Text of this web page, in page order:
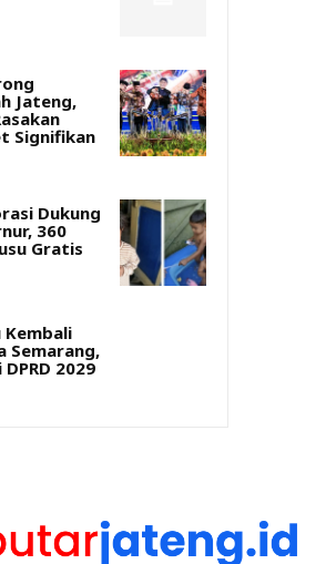
Jateng,
Signifikan
Dukung
360
Gratis
Kembali
Semarang,
2029